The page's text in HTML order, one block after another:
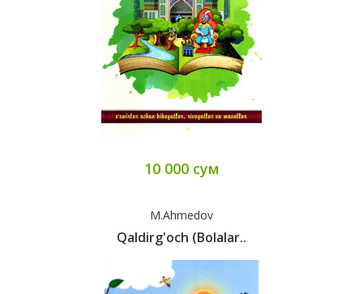
10 000 сум
M.Ahmedov
Qaldirg'och (bolalar..